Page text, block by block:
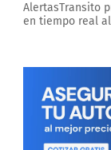
AlertasTransito
en tiempo real